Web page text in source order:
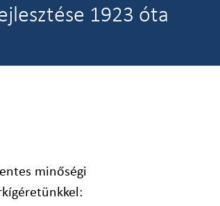
1923 óta
minőségi